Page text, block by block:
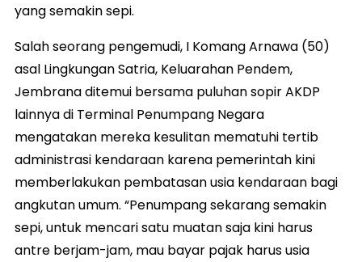
yang semakin sepi.
Salah seorang pengemudi, I Komang Arnawa (50)
asal Lingkungan Satria, Keluarahan Pendem,
Jembrana ditemui bersama puluhan sopir AKDP
lainnya di Terminal Penumpang Negara
mengatakan mereka kesulitan mematuhi tertib
administrasi kendaraan karena pemerintah kini
memberlakukan pembatasan usia kendaraan bagi
angkutan umum. “Penumpang sekarang semakin
sepi, untuk mencari satu muatan saja kini harus
antre berjam-jam, mau bayar pajak harus usia